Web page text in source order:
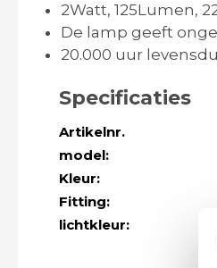
2Watt, 125Lumen,
De lamp geeft
20.000 uur
Specificaties
Artikelnr.
model:
Kleur:
Fitting:
lichtkleur: